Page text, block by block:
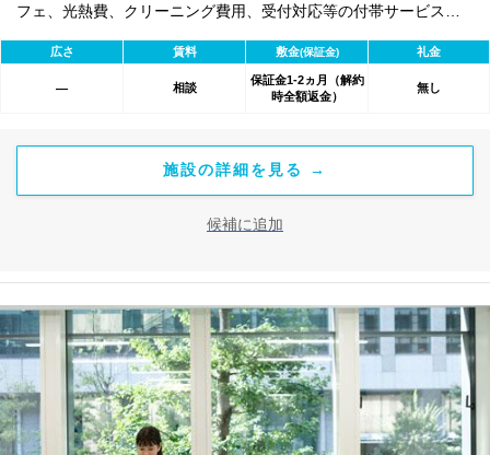
フェ、光熱費、クリーニング費用、受付対応等の付帯サービスす
べて含まれ、追加料金不要です。 また適宜キャンペーン、契約期
間による割引特典あります。
広さ 賃料 敷金(保証金) 礼金
― 相談
保証金1-2ヵ月（解約
時全額返金）
無し
施設の詳細を見る →
候補に追加